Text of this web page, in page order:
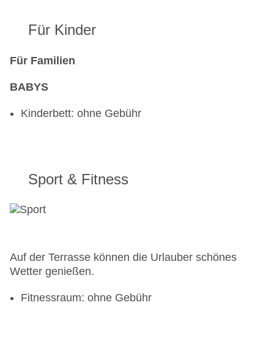
Für Kinder
Für Familien
BABYS
Kinderbett: ohne Gebühr
Sport & Fitness
Auf der Terrasse können die Urlauber schönes
Wetter genießen.
Fitnessraum: ohne Gebühr